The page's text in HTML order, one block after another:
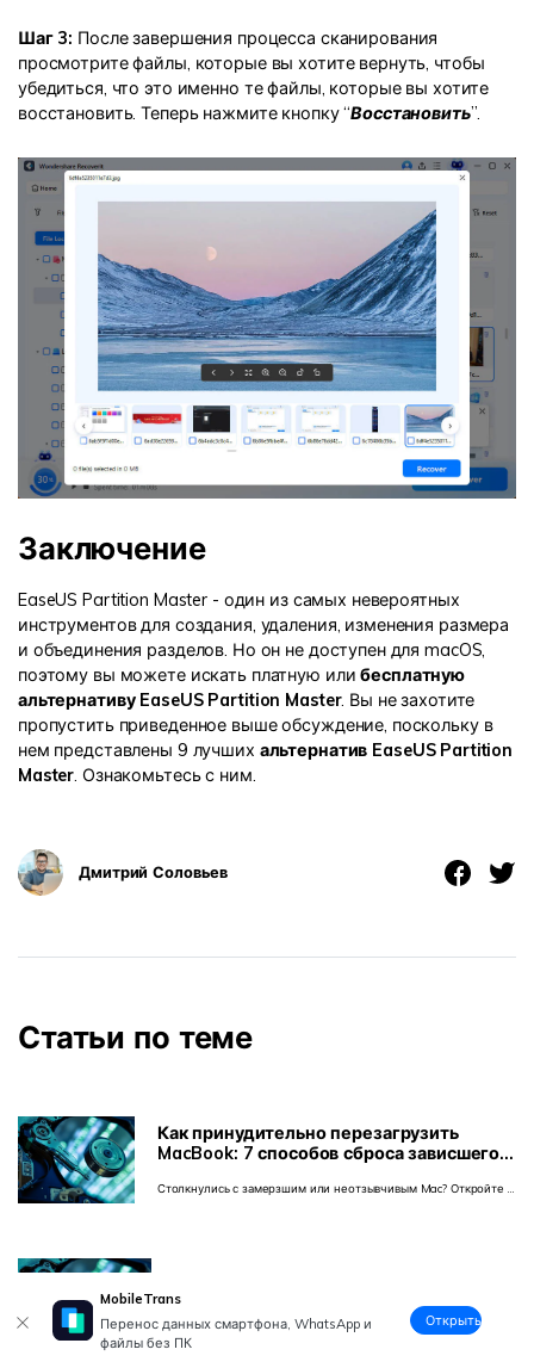
Шаг 3: После завершения процесса сканирования
просмотрите файлы, которые вы хотите вернуть, чтобы
убедиться, что это именно те файлы, которые вы хотите
восстановить. Теперь нажмите кнопку “Восстановить”.
Заключение
EaseUS Partition Master - один из самых невероятных
инструментов для создания, удаления, изменения размера
и объединения разделов. Но он не доступен для macOS,
поэтому вы можете искать платную или бесплатную
альтернативу EaseUS Partition Master. Вы не захотите
пропустить приведенное выше обсуждение, поскольку в
нем представлены 9 лучших альтернатив EaseUS Partition
Master. Ознакомьтесь с ним.
Дмитрий Соловьев
Статьи по теме
Как принудительно перезагрузить
MacBook: 7 способов сброса зависшего
Столкнулись с замерзшим или неотзывчивым Mac? Откройте 7
восстановления данных Mac [2025]
Узнайте о лучшем программном обеспечении для
MobileTrans
Перенос данных смартфона, WhatsApp и
файлы без ПК
Открыть